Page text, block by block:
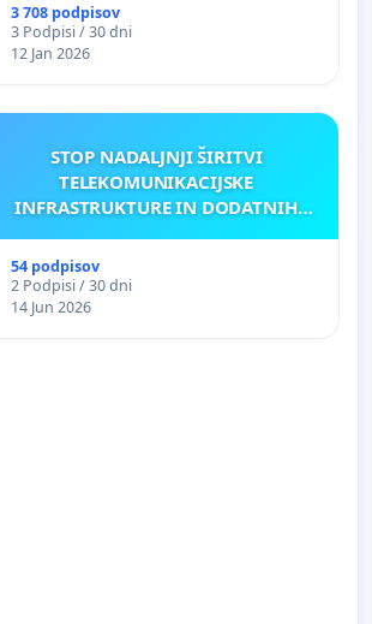
3 708 podpisov
3 Podpisi / 30 dni
12 Jan 2026
STOP NADALJNJI ŠIRITVI
TELEKOMUNIKACIJSKE
INFRASTRUKTURE IN DODATNIH
54 podpisov
2 Podpisi / 30 dni
14 Jun 2026